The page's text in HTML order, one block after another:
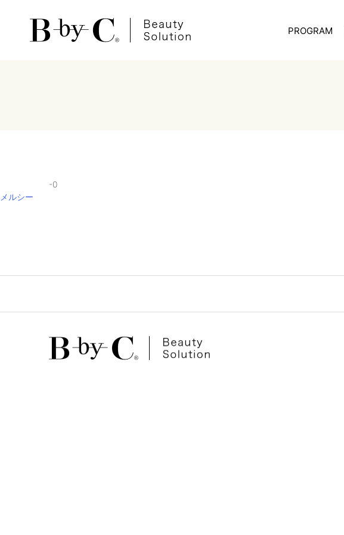
PROGRAM
-0
投
ゲ
シ
メルシー